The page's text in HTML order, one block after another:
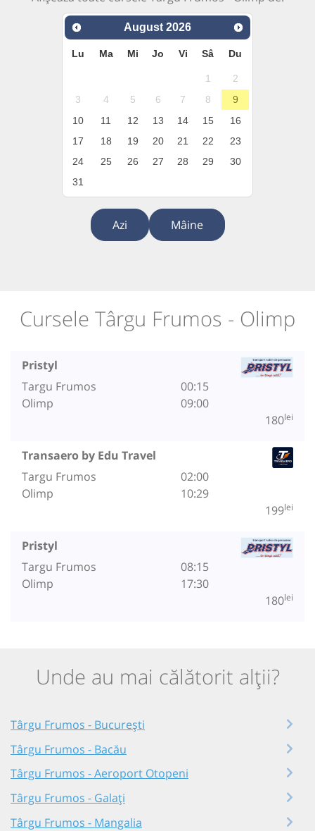
August 2026
Lu Ma Mi Jo Vi Sâ Du
1
2
3
4 5 6 7 8
9
10
11 12 13 14 15
16
17
18 19 20 21 22
23
24
25 26 27 28 29
30
31
Azi Mâine
Cursele Târgu Frumos - Olimp
Pristyl
Targu Frumos
Olimp
00:15
09:00
180lei
Transaero by Edu Travel
Targu Frumos
Olimp
02:00
10:29
199lei
Pristyl
Targu Frumos
Olimp
08:15
17:30
180lei
Unde au mai călătorit alții?
Târgu Frumos - București
Târgu Frumos - Bacău
Târgu Frumos - Aeroport Otopeni
Târgu Frumos - Galați
Târgu Frumos - Mangalia